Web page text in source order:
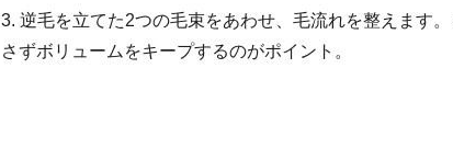
3. 逆毛を立てた2つの毛束をあわせ、毛流れを整えます
さずボリュームをキープするのがポイント。